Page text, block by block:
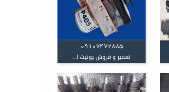
09107472885
تعمیر و فروش یونیت ا...